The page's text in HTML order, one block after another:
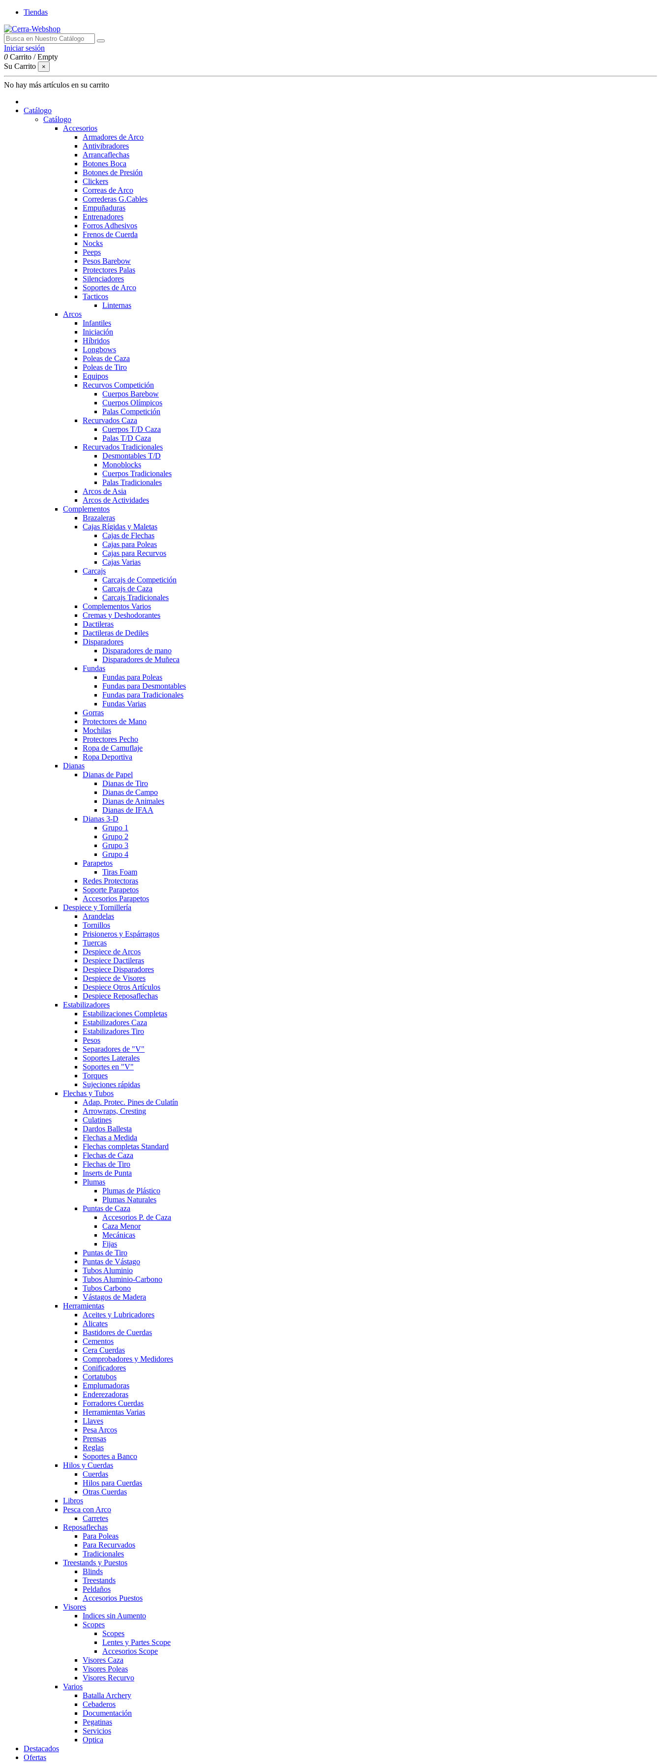
Tiendas
Iniciar sesión
0 Carrito /Empty
Su Carrito
×
No hay más artículos en su carrito
Catálogo
Catálogo
Accesorios
Armadores de Arco
Antivibradores
Arrancaflechas
Botones Boca
Botones de Presión
Clickers
Correas de Arco
Correderas G.Cables
Empuñaduras
Entrenadores
Forros Adhesivos
Frenos de Cuerda
Nocks
Peeps
Pesos Barebow
Protectores Palas
Silenciadores
Soportes de Arco
Tacticos
Linternas
Arcos
Infantiles
Iniciación
Híbridos
Longbows
Poleas de Caza
Poleas de Tiro
Equipos
Recurvos Competición
Cuerpos Barebow
Cuerpos Olímpicos
Palas Competición
Recurvados Caza
Cuerpos T/D Caza
Palas T/D Caza
Recurvados Tradicionales
Desmontables T/D
Monoblocks
Cuerpos Tradicionales
Palas Tradicionales
Arcos de Asia
Arcos de Actividades
Complementos
Brazaleras
Cajas Rígidas y Maletas
Cajas de Flechas
Cajas para Poleas
Cajas para Recurvos
Cajas Varias
Carcajs
Carcajs de Competición
Carcajs de Caza
Carcajs Tradicionales
Complementos Varios
Cremas y Deshodorantes
Dactileras
Dactileras de Dediles
Disparadores
Disparadores de mano
Disparadores de Muñeca
Fundas
Fundas para Poleas
Fundas para Desmontables
Fundas para Tradicionales
Fundas Varias
Gorras
Protectores de Mano
Mochilas
Protectores Pecho
Ropa de Camuflaje
Ropa Deportiva
Dianas
Dianas de Papel
Dianas de Tiro
Dianas de Campo
Dianas de Animales
Dianas de IFAA
Dianas 3-D
Grupo 1
Grupo 2
Grupo 3
Grupo 4
Parapetos
Tiras Foam
Redes Protectoras
Soporte Parapetos
Accesorios Parapetos
Despiece y Tornillería
Arandelas
Tornillos
Prisioneros y Espárragos
Tuercas
Despiece de Arcos
Despiece Dactileras
Despiece Disparadores
Despiece de Visores
Despiece Otros Artículos
Despiece Reposaflechas
Estabilizadores
Estabilizaciones Completas
Estabilizadores Caza
Estabilizadores Tiro
Pesos
Separadores de "V"
Soportes Laterales
Soportes en "V"
Torques
Sujeciones rápidas
Flechas y Tubos
Adap. Protec. Pines de Culatín
Arrowraps, Cresting
Culatines
Dardos Ballesta
Flechas a Medida
Flechas completas Standard
Flechas de Caza
Flechas de Tiro
Inserts de Punta
Plumas
Plumas de Plástico
Plumas Naturales
Puntas de Caza
Accesorios P. de Caza
Caza Menor
Mecánicas
Fijas
Puntas de Tiro
Puntas de Vástago
Tubos Aluminio
Tubos Aluminio-Carbono
Tubos Carbono
Vástagos de Madera
Herramientas
Aceites y Lubricadores
Alicates
Bastidores de Cuerdas
Cementos
Cera Cuerdas
Comprobadores y Medidores
Conificadores
Cortatubos
Emplumadoras
Enderezadoras
Forradores Cuerdas
Herramientas Varias
Llaves
Pesa Arcos
Prensas
Reglas
Soportes a Banco
Hilos y Cuerdas
Cuerdas
Hilos para Cuerdas
Otras Cuerdas
Libros
Pesca con Arco
Carretes
Reposaflechas
Para Poleas
Para Recurvados
Tradicionales
Treestands y Puestos
Blinds
Treestands
Peldaños
Accesorios Puestos
Visores
Indices sin Aumento
Scopes
Scopes
Lentes y Partes Scope
Accesorios Scope
Visores Caza
Visores Poleas
Visores Recurvo
Varios
Batalla Archery
Cebaderos
Documentación
Pegatinas
Servicios
Optica
Destacados
Ofertas